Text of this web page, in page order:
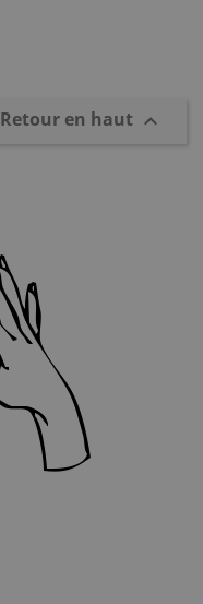
Retour en haut 